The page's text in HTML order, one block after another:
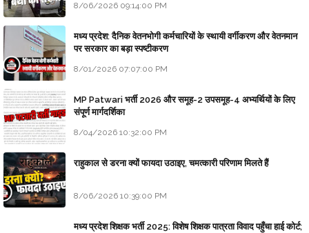
8/06/2026 09:14:00 PM
मध्य प्रदेश: दैनिक वेतनभोगी कर्मचारियों के स्थायी वर्गीकरण और वेतनमान
पर सरकार का बड़ा स्पष्टीकरण
8/01/2026 07:07:00 PM
MP Patwari भर्ती 2026 और समूह-2 उपसमूह-4 अभ्यर्थियों के लिए
संपूर्ण मार्गदर्शिका
8/04/2026 10:32:00 PM
राहुकाल से डरना क्यों फायदा उठाइए, चमत्कारी परिणाम मिलते हैं
8/06/2026 10:39:00 PM
मध्य प्रदेश शिक्षक भर्ती 2025: विशेष शिक्षक पात्रता विवाद पहुँचा हाई कोर्ट;